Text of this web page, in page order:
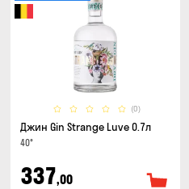
(0)
Джин Gin Strange Luve 0.7л
40°
337,00